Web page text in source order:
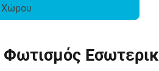
Φωτισμός